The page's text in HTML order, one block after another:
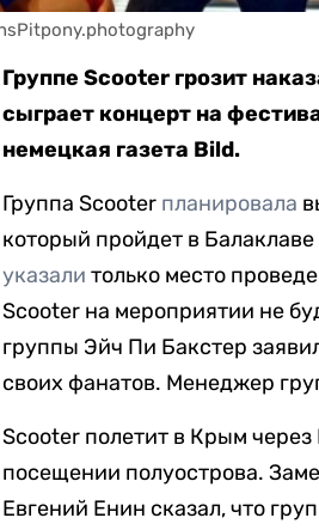
Группе Scooter грозит
сыграет концерт на
немецкая газета Bild.
Группа Scooter планировала
который пройдет в
указали только место
Scooter на мероприятии не
группы Эйч Пи Бакстер
своих фанатов. Менеджер
Scooter полетит в Крым
посещении полуострова.
Евгений Енин сказал, что